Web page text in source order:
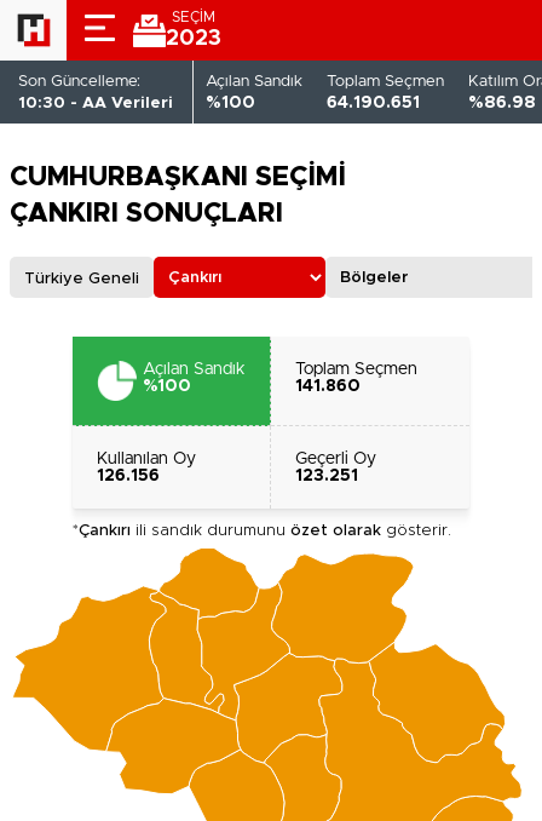
SEÇİM
2023
Son Güncelleme:
10:30 - AA Verileri
Açılan Sandık
%100
Toplam Seçmen
64.190.651
Katılım
%86.98
CUMHURBAŞKANI SEÇİMİ
ÇANKIRI SONUÇLARI
Türkiye Geneli
Açılan Sandık
%100
Toplam Seçmen
141.860
Kullanılan Oy
126.156
Geçerli Oy
123.251
*Çankırı ili sandık durumunu özet olarak gösterir.